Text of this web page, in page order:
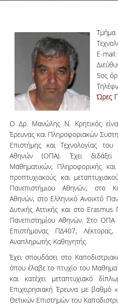
Τμήμα
E-mail:
5ος
Ώρες
Ο Δρ. Μανώλης Ν. Κρητικός
Έρευνας και Πληροφοριακών
Επιστήμης και Τεχνολογίας του
Αθηνών (ΟΠΑ). Έχει
Μαθηματικών, Πληροφορικής και
προπτυχιακούς και
Πανεπιστήμιου Αθηνών, στο
Αθηνών, στο Ελληνικό Ανοικτό
Δυτικής Αττικής και στο
Πανεπιστημίου Αθηνών. Στο ΟΠΑ
Επιστήμονας ΠΔ407,
Αναπληρωτής Καθηγητής.
Έχει σπουδάσει στο
όπου έλαβε το πτυχίο του
και κατέχει μεταπτυχιακό
Επιχειρησιακή Έρευνα με βαθμό
Θετικών Επιστημών του